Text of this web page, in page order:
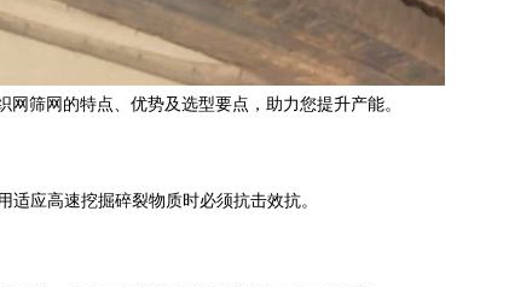
筛网的特点、优势及选型要点，助力您提升产能。
应高速挖掘碎裂物质时必须抗击效抗。